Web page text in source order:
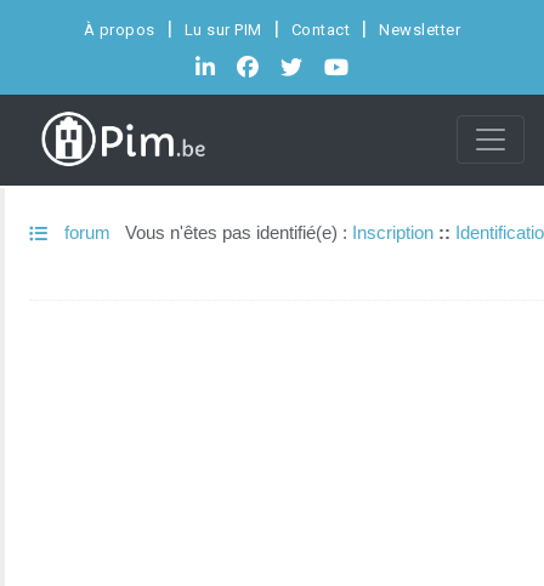
À propos Lu sur PIM Contact Newsletter
forum Vous n'êtes pas identifié(e) : Inscription ::